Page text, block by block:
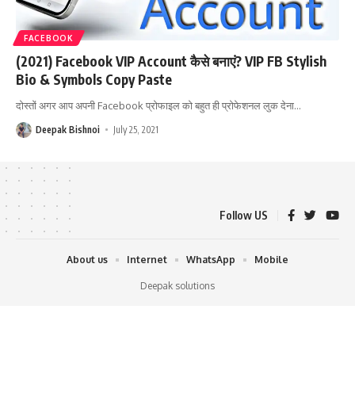
FACEBOOK
(2021) Facebook VIP Account कैसे बनाएं? VIP FB Stylish
Bio & Symbols Copy Paste
दोस्तों अगर आप अपनी Facebook प्रोफाइल को बहुत ही प्रोफेशनल लुक देना…
Deepak Bishnoi July 25, 2021
Follow US
Deepak solutions
About us Internet WhatsApp Mobile